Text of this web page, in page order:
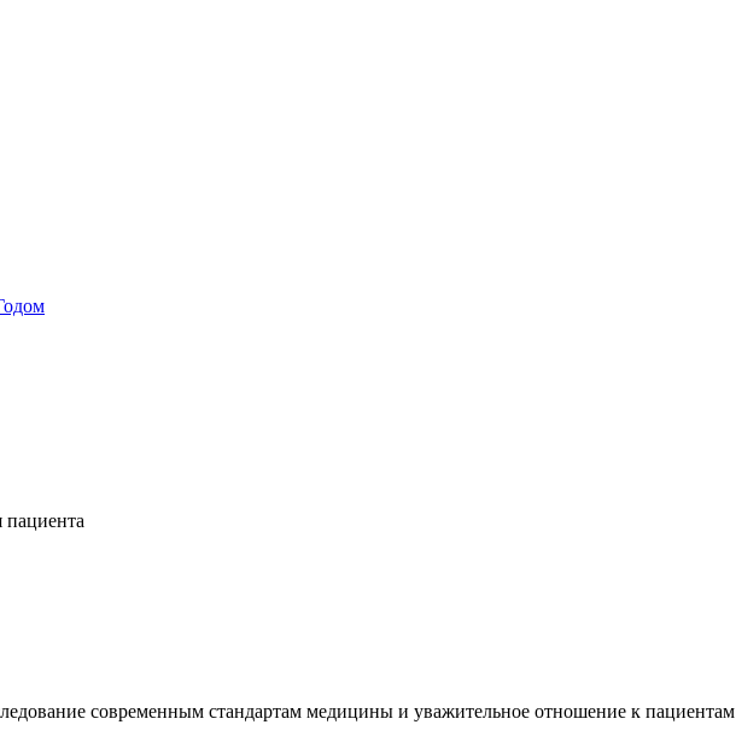
пациента
современным стандартам медицины и уважительное отношение к пациентам